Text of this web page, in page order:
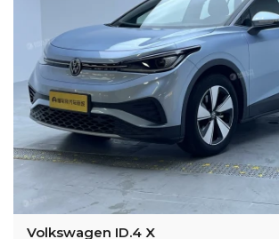
Volkswagen ID.4 X